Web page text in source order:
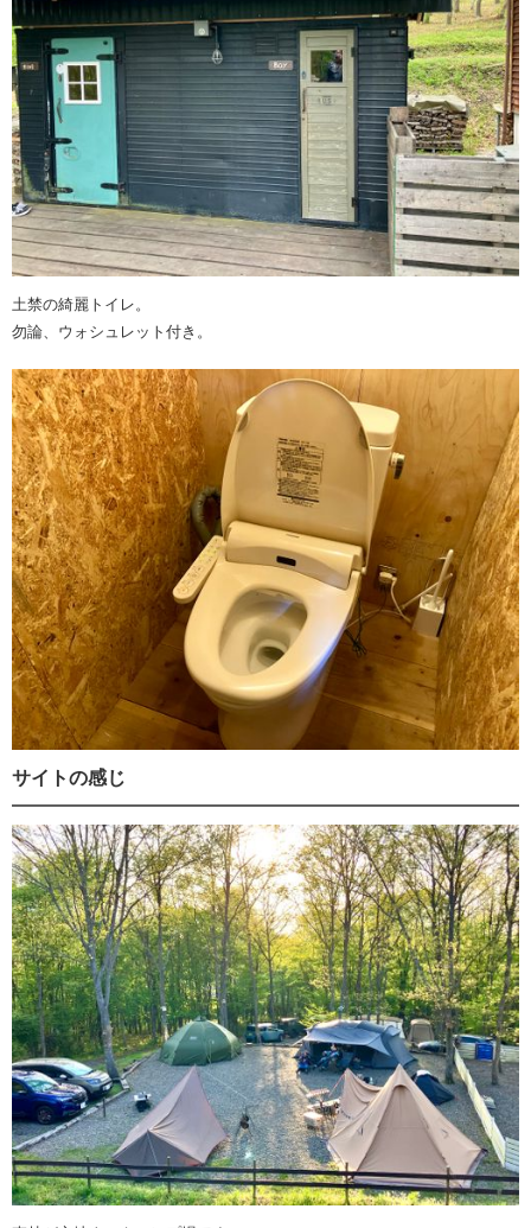
土禁の綺麗トイレ。
勿論、ウォシュレット付き。
サイトの感じ